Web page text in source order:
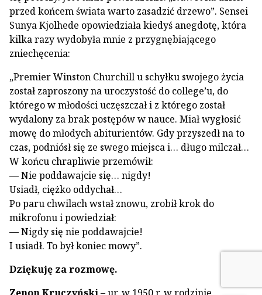
przed końcem świata warto zasadzić drzewo”. Sensei
Sunya Kjolhede opowiedziała kiedyś anegdotę, która
kilka razy wydobyła mnie z przygnębiającego
zniechęcenia:
„Premier Winston Churchill u schyłku swojego życia
został zaproszony na uroczystość do college’u, do
którego w młodości uczęszczał i z którego został
wydalony za brak postępów w nauce. Miał wygłosić
mowę do młodych abiturientów. Gdy przyszedł na to
czas, podniósł się ze swego miejsca i… długo milczał…
W końcu chrapliwie przemówił:
— Nie poddawajcie się… nigdy!
Usiadł, ciężko oddychał…
Po paru chwilach wstał znowu, zrobił krok do
mikrofonu i powiedział:
— Nigdy się nie poddawajcie!
I usiadł. To był koniec mowy”.
Dziękuję za rozmowę.